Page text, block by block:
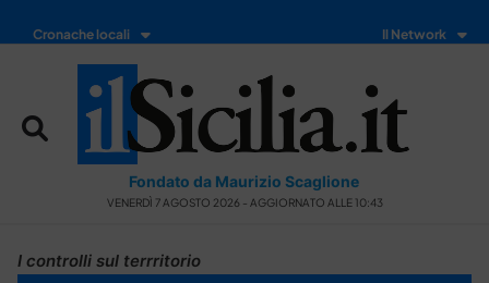
Cronache locali Il Network
Fondato da Maurizio Scaglione
VENERDÌ 7 AGOSTO 2026 - AGGIORNATO ALLE 10:43
I controlli sul terrritorio